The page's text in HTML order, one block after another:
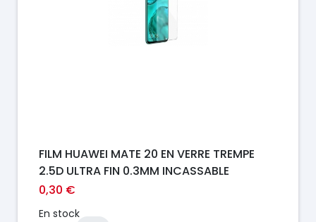
FILM HUAWEI MATE 20 EN VERRE TREMPE
2.5D ULTRA FIN 0.3MM INCASSABLE
0,30 €
En stock